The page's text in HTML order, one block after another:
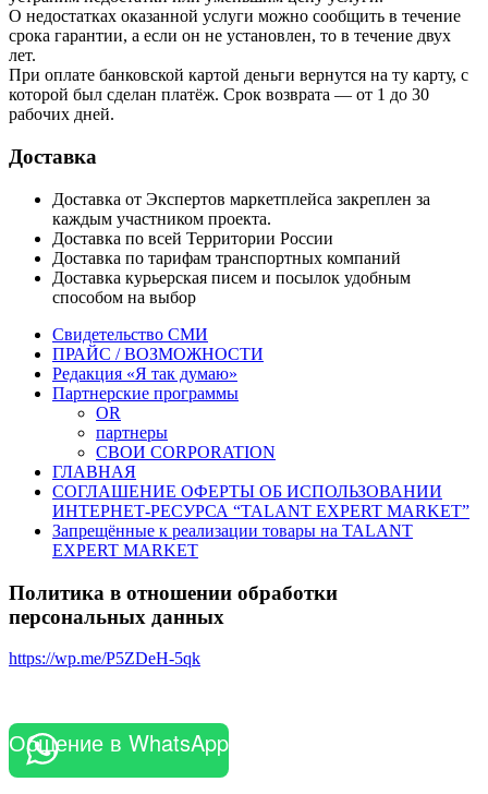
О недостатках оказанной услуги можно сообщить в течение
срока гарантии, а если он не установлен, то в течение двух
лет.
При оплате банковской картой деньги вернутся на ту карту, с
которой был сделан платёж. Срок возврата — от 1 до 30
рабочих дней.
Доставка
Доставка от Экспертов маркетплейса закреплен за
каждым участником проекта.
Доставка по всей Территории России
Доставка по тарифам транспортных компаний
Доставка курьерская писем и посылок удобным
способом на выбор
Свидетельство СМИ
ПРАЙС / ВОЗМОЖНОСТИ
Редакция «Я так думаю»
Партнерские программы
OR
партнеры
СВОИ CORPORATION
ГЛАВНАЯ
СОГЛАШЕНИЕ ОФЕРТЫ ОБ ИСПОЛЬЗОВАНИИ
ИНТЕРНЕТ-РЕСУРСА “TALANT EXPERT MARKET”
Запрещённые к реализации товары на TALANT
EXPERT MARKET
Политика в отношении обработки
персональных данных
https://wp.me/P5ZDeH-5qk
Общение в WhatsApp